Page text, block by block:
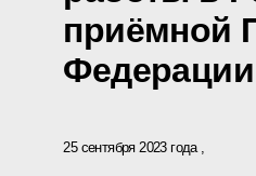
приёмной
Федерации
25 сентября 2023 года